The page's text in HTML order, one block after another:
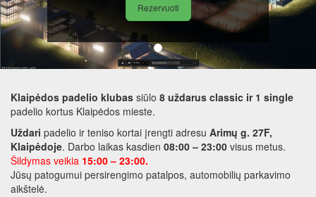
Rezervuoti
Klaipėdos padelio klubas siūlo 8 uždarus classic ir 1 single
padelio kortus Klaipėdos mieste.
Uždari padelio ir teniso kortai įrengti adresu Arimų g. 27F,
Klaipėdoje. Darbo laikas kasdien 08:00 – 23:00 visus metus.
Šildymas veikia 15:00 – 23:00.
Jūsų patogumui persirengimo patalpos, automobilių parkavimo
aikštelė.